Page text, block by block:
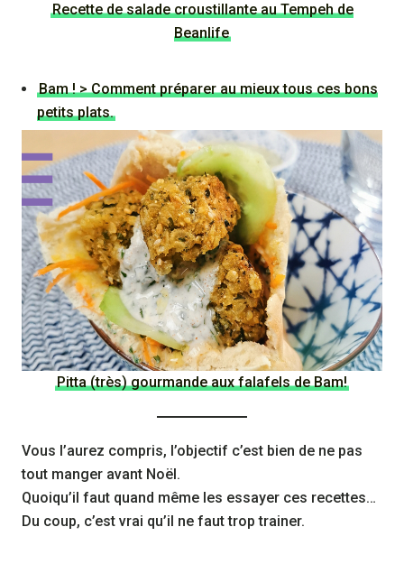
Recette de salade croustillante au Tempeh de
Beanlife
Bam ! > Comment préparer au mieux tous ces bons
petits plats.
Pitta (très) gourmande aux falafels de Bam!
Vous l’aurez compris, l’objectif c’est bien de ne pas
tout manger avant Noël.
Quoiqu’il faut quand même les essayer ces recettes…
Du coup, c’est vrai qu’il ne faut trop trainer.